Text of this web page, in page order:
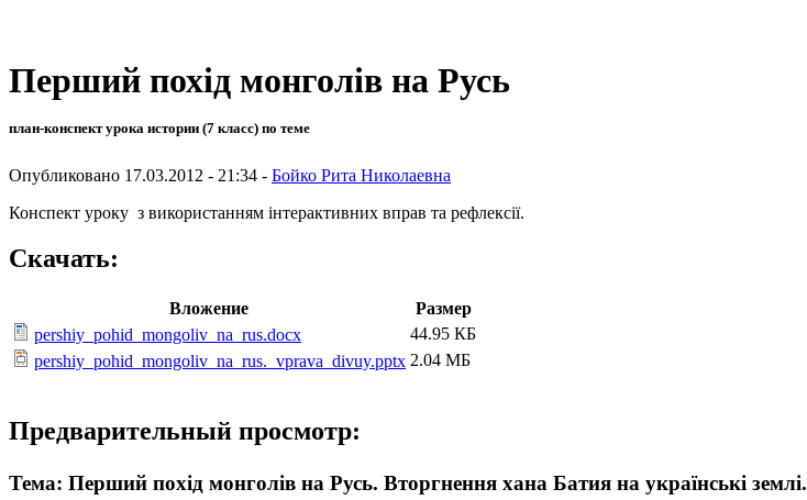
Перший похід монголів на Русь
план-конспект урока истории (7 класс) по теме
Опубликовано 17.03.2012 - 21:34 - Бойко Рита Николаевна
Конспект уроку з використанням інтерактивних вправ та рефлексії.
Скачать:
Вложение
Размер
pershiy_pohid_mongoliv_na_rus.docx
44.95 КБ
pershiy_pohid_mongoliv_na_rus._vprava_divuy.pptx 2.04 МБ
Предварительный просмотр:
Тема: Перший похід монголів на Русь. Вторгнення хана Батия на українські